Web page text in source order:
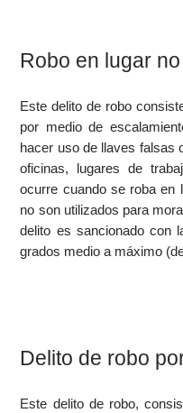
Robo en lugar
Este delito de robo
por medio de
hacer uso de llaves falsas
oficinas, lugares de
ocurre cuando se roba en
no son utilizados para
delito es sancionado con
grados medio a máximo
Delito de robo
Este delito de robo,